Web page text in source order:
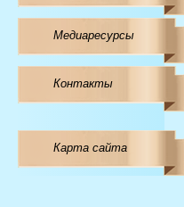
Медиаресурсы
Контакты
Карта сайта